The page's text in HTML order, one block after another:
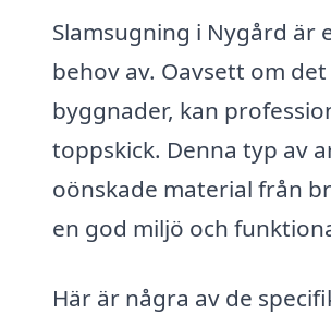
Slamsugning i Nygård är
behov av. Oavsett om
byggnader, kan
toppskick. Denna typ av
oönskade material från
en god miljö och
Här är några av de